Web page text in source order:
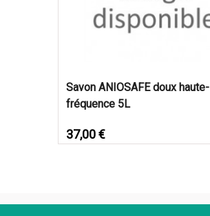
Savon ANIOSAFE doux haute-
fréquence 5L
Prix
37,00 €